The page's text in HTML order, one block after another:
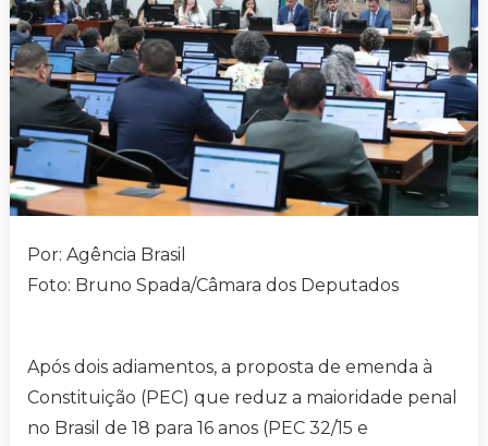
Por: Agência Brasil
Foto: Bruno Spada/Câmara dos Deputados
Após dois adiamentos, a proposta de emenda à
Constituição (PEC) que reduz a maioridade penal
no Brasil de 18 para 16 anos (PEC 32/15 e